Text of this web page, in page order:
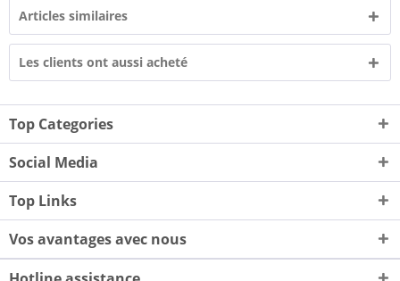
Articles similaires
Les clients ont aussi acheté
Top Categories
Social Media
Top Links
Vos avantages avec nous